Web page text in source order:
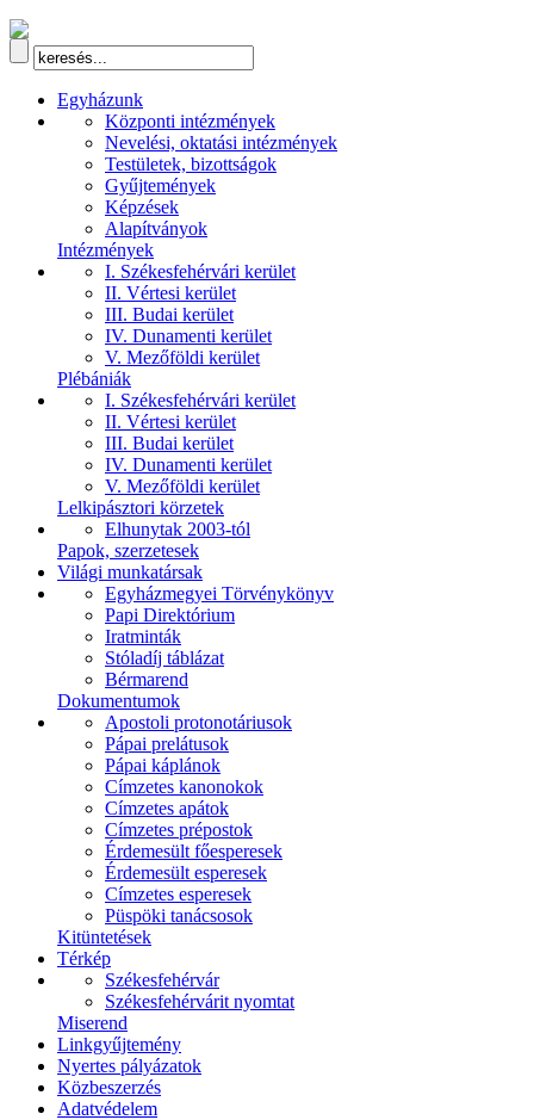
Egyházunk
Központi intézmények
Nevelési, oktatási intézmények
Testületek, bizottságok
Gyűjtemények
Képzések
Alapítványok
Intézmények
I. Székesfehérvári kerület
II. Vértesi kerület
III. Budai kerület
IV. Dunamenti kerület
V. Mezőföldi kerület
Plébániák
I. Székesfehérvári kerület
II. Vértesi kerület
III. Budai kerület
IV. Dunamenti kerület
V. Mezőföldi kerület
Lelkipásztori körzetek
Elhunytak 2003-tól
Papok, szerzetesek
Világi munkatársak
Egyházmegyei Törvénykönyv
Papi Direktórium
Iratminták
Stóladíj táblázat
Bérmarend
Dokumentumok
Apostoli protonotáriusok
Pápai prelátusok
Pápai káplánok
Címzetes kanonokok
Címzetes apátok
Címzetes prépostok
Érdemesült főesperesek
Érdemesült esperesek
Címzetes esperesek
Püspöki tanácsosok
Kitüntetések
Térkép
Székesfehérvár
Székesfehérvárit nyomtat
Miserend
Linkgyűjtemény
Nyertes pályázatok
Közbeszerzés
Adatvédelem